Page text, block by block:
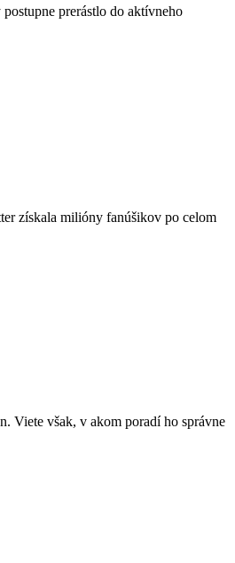
prerástlo do aktívneho
získala milióny fanúšikov po celom
Viete však, v akom poradí ho správne